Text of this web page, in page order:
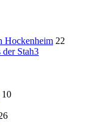
Hockenheim 22
Stah3
10